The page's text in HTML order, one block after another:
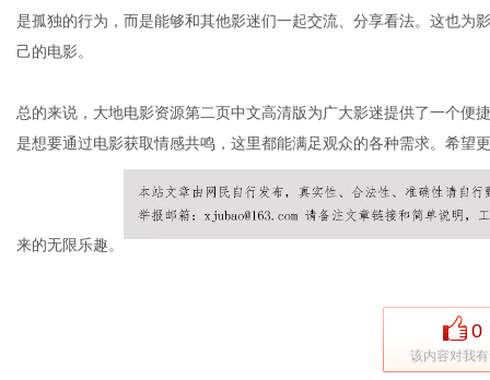
是孤独的行为，而是能够和其他影迷们一起交流、分享看法。这也为
己的电影。
总的来说，大地电影资源第二页中文高清版为广大影迷提供了一个便
是想要通过电影获取情感共鸣，这里都能满足观众的各种需求。希望
来的无限乐趣。
0
该内容对我